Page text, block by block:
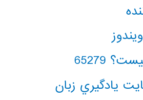
65279
يادگيري زبان